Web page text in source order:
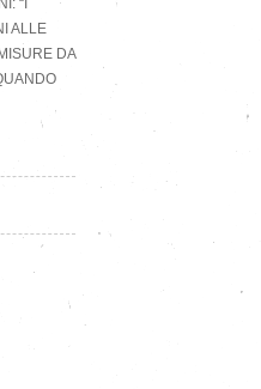
“I
ALLE
DA